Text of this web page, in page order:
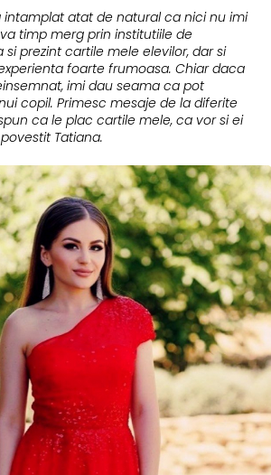
intamplat atat de natural ca nici nu imi
timp merg prin institutiile de
prezint cartile mele elevilor, dar si
foarte frumoasa. Chiar daca
imi dau seama ca pot
copil. Primesc mesaje de la diferite
ca le plac cartile mele, ca vor si ei
Tatiana.